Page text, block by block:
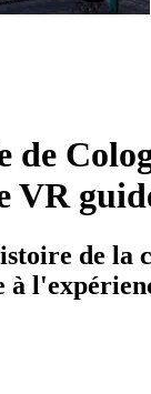
de
VR
de la
à